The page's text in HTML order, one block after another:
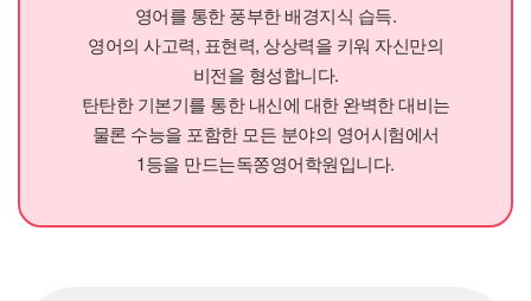
영어를 통한 풍부한 배경지식 습득.
영어의 사고력, 표현력, 상상력을 키워 자신만의
비전을 형성합니다.
탄탄한 기본기를 통한 내신에 대한 완벽한 대비는
물론 수능을 포함한 모든 분야의 영어시험에서
1등을 만드는독쫑영어학원입니다.